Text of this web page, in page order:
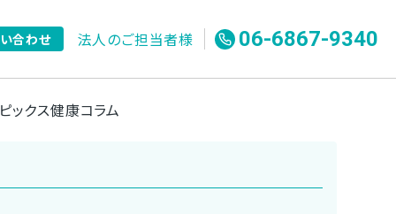
合わせ 法人のご担当者様 06-6867-9340
ックス健康コラム